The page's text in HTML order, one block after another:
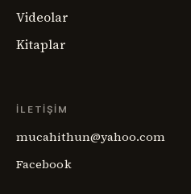
Videolar
Kitaplar
İLETIŞIM
mucahithun@yahoo.com
Facebook